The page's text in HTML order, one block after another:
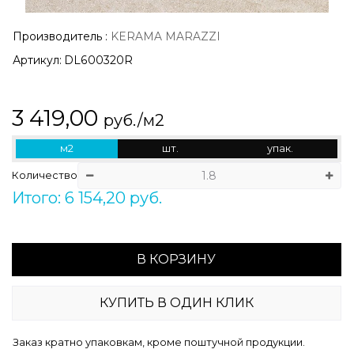
Производитель : KERAMA MARAZZI
Артикул: DL600320R
3 419,00 руб./м2
м2 шт. упак.
Количество
Итого: 6 154,20 руб.
В КОРЗИНУ
КУПИТЬ В ОДИН КЛИК
Заказ кратно упаковкам, кроме поштучной продукции.